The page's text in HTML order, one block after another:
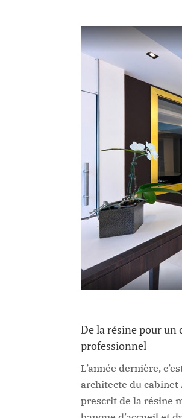
De la résine pour un
professionnel
L’année dernière,
architecte du cabinet
prescrit de la résine